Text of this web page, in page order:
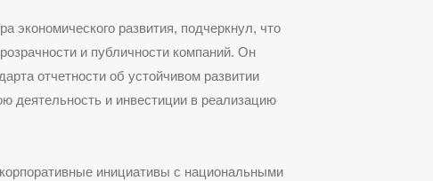
экономического развития, подчеркнул, что
и публичности компаний. Он
отчетности об устойчивом развитии
деятельность и инвестиции в реализацию
инициативы с национальными